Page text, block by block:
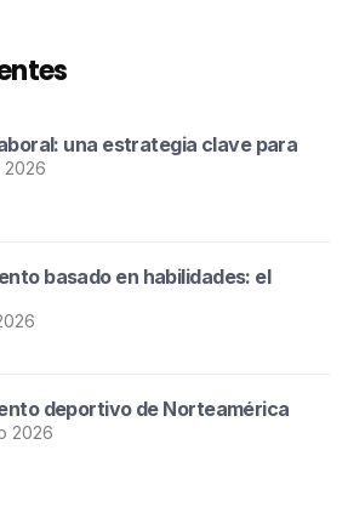
una estrategia clave para
2026
basado en habilidades: el
deportivo de Norteamérica
2026